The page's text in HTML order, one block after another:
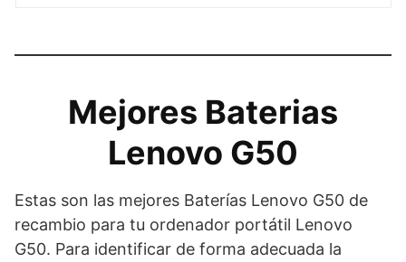
Mejores Baterias
Lenovo G50
Estas son las mejores Baterías Lenovo G50 de
recambio para tu ordenador portátil Lenovo
G50. Para identificar de forma adecuada la